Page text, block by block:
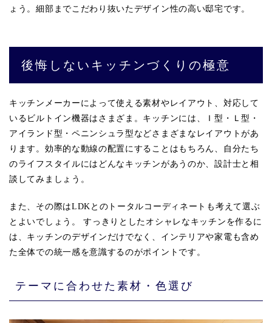
ょう。細部までこだわり抜いたデザイン性の高い邸宅です。
後悔しないキッチンづくりの極意
キッチンメーカーによって使える素材やレイアウト、対応して
いるビルトイン機器はさまざま。キッチンには、Ｉ型・Ｌ型・
アイランド型・ペニンシュラ型などさまざまなレイアウトがあ
ります。効率的な動線の配置にすることはもちろん、自分たち
のライフスタイルにはどんなキッチンがあうのか、設計士と相
談してみましょう。
また、その際はLDKとのトータルコーディネートも考えて選ぶ
とよいでしょう。 すっきりとしたオシャレなキッチンを作るに
は、キッチンのデザインだけでなく、インテリアや家電も含め
た全体での統一感を意識するのがポイントです。
テーマに合わせた素材・色選び